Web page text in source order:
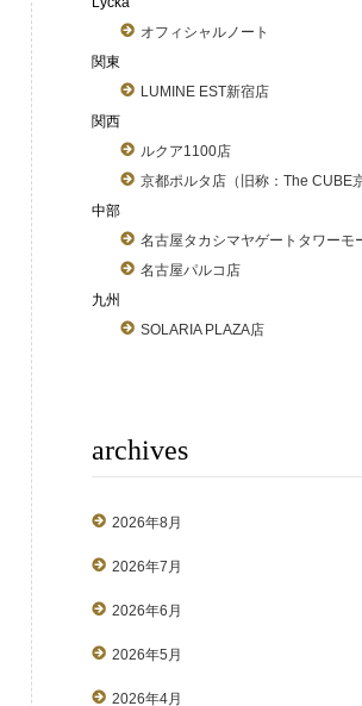
オフィシャルノート
関東
LUMINE EST新宿店
関西
ルクア1100店
京都ポルタ店（旧称：The CUBE
中部
名古屋タカシマヤゲートタワーモ
名古屋パルコ店
九州
SOLARIA PLAZA店
archives
2026年8月
2026年7月
2026年6月
2026年5月
2026年4月